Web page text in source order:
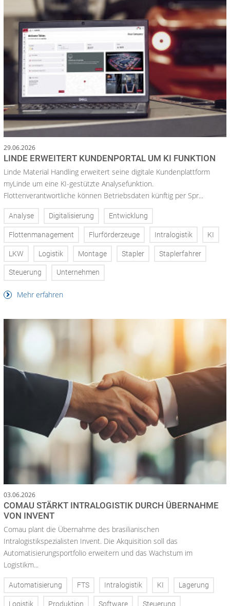
29.06.2026
LINDE ERWEITERT KUNDENPORTAL UM KI FUNKTION
Linde Material Handling erweitert seine digitale Kundenplattform
myLinde um eine KI-gestützte Analysefunktion.
Flottenverantwortliche können Betriebsdaten künftig per Spr...
Analyse Digitalisierung Entwicklung
Flottenmanagement Flurförderzeuge Intralogistik KI
LKW Logistik Montage Stapler Staplerfahrer
Steuerung Unternehmen
Mehr erfahren
03.06.2026
COMAU STÄRKT INTRALOGISTIK DURCH ÜBERNAHME
VON INVENT
Comau plant die Übernahme des brasilianischen
Intralogistikspezialisten Invent. Die Akquisition soll das
Automatisierungsportfolio erweitern und das Wachstum im
Logistikm...
Automatisierung FTS Intralogistik KI Lagerung
Logistik Produktion Software Steuerung